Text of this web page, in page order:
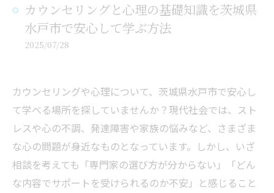
カウンセリングと心理の基礎知識を茨城県
水戸市で安心して学ぶ方法
2025/07/28
カウンセリングや心理について、茨城県水戸市で安心し
て学べる場所を探していませんか？現代社会では、スト
レスや心の不調、発達障害や家族の悩みなど、さまざま
な心の問題が身近なものとなっています。しかし、いざ
相談を考えても「専門家の選び方が分からない」「どん
な内容でサポートを受けられるのか不安」と感じること